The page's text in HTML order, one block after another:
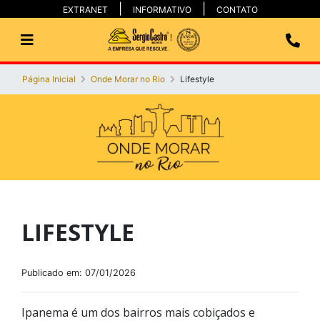
EXTRANET INFORMATIVO CONTATO
Página Inicial Onde Morar no Rio Lifestyle
LIFESTYLE
Publicado em: 07/01/2026
Ipanema é um dos bairros mais cobiçados e